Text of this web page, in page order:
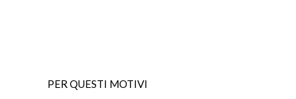
PER QUESTI MOTIVI